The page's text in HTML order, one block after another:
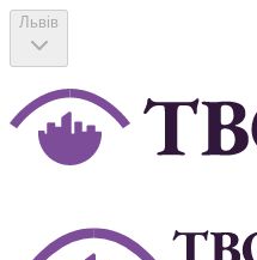
Львів